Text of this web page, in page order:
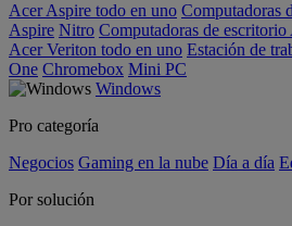
Acer Aspire todo en uno Computadoras
Aspire Nitro Computadoras de
Acer Veriton todo en uno Estación de
One Chromebox Mini PC
Windows
Pro categoría
Negocios Gaming en la nube Día a día
Por solución